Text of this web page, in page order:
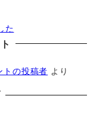
た
の投稿者 より